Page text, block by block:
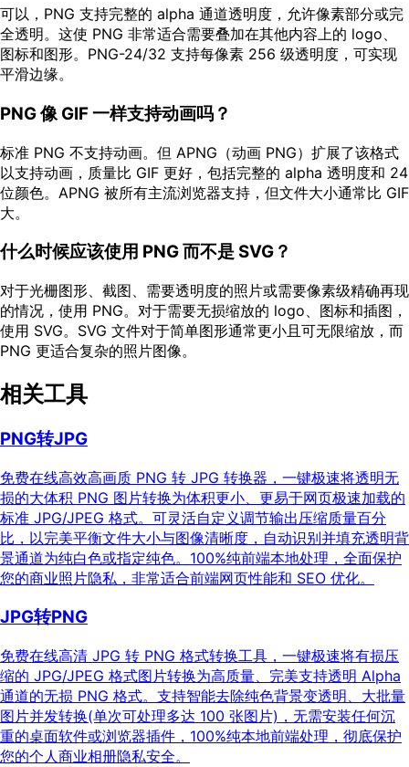
可以，PNG 支持完整的 alpha 通道透明度，允许像素部分或完
全透明。这使 PNG 非常适合需要叠加在其他内容上的 logo、
图标和图形。PNG-24/32 支持每像素 256 级透明度，可实现
平滑边缘。
PNG 像 GIF 一样支持动画吗？
标准 PNG 不支持动画。但 APNG（动画 PNG）扩展了该格式
以支持动画，质量比 GIF 更好，包括完整的 alpha 透明度和 24
位颜色。APNG 被所有主流浏览器支持，但文件大小通常比 GIF
大。
什么时候应该使用 PNG 而不是 SVG？
对于光栅图形、截图、需要透明度的照片或需要像素级精确再现
的情况，使用 PNG。对于需要无损缩放的 logo、图标和插图，
使用 SVG。SVG 文件对于简单图形通常更小且可无限缩放，而
PNG 更适合复杂的照片图像。
相关工具
PNG转JPG
免费在线高效高画质 PNG 转 JPG 转换器，一键极速将透明无
损的大体积 PNG 图片转换为体积更小、更易于网页极速加载的
标准 JPG/JPEG 格式。可灵活自定义调节输出压缩质量百分
比，以完美平衡文件大小与图像清晰度，自动识别并填充透明背
景通道为纯白色或指定纯色。100%纯前端本地处理，全面保护
您的商业照片隐私，非常适合前端网页性能和 SEO 优化。
JPG转PNG
免费在线高清 JPG 转 PNG 格式转换工具，一键极速将有损压
缩的 JPG/JPEG 格式图片转换为高质量、完美支持透明 Alpha
通道的无损 PNG 格式。支持智能去除纯色背景变透明、大批量
图片并发转换(单次可处理多达 100 张图片)，无需安装任何沉
重的桌面软件或浏览器插件，100%纯本地前端处理，彻底保护
您的个人商业相册隐私安全。